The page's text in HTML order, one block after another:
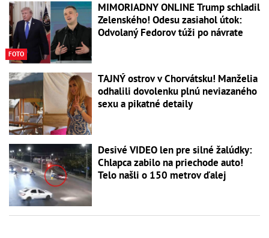
FOTO
MIMORIADNY ONLINE Trump schladil
Zelenského! Odesu zasiahol útok:
Odvolaný Fedorov túži po návrate
TAJNÝ ostrov v Chorvátsku! Manželia
odhalili dovolenku plnú neviazaného
sexu a pikatné detaily
Desivé VIDEO len pre silné žalúdky:
Chlapca zabilo na priechode auto!
Telo našli o 150 metrov ďalej